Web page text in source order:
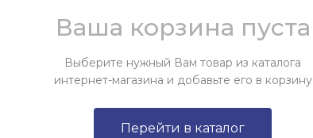
Ваша корзина пуста
Выберите нужный Вам товар из каталога
интернет-магазина и добавьте его в корзину
Перейти в каталог